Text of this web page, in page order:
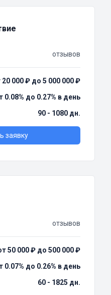
отзывов
20 000 ₽ до 5 000 000 ₽
0.08% до 0.27% в день
90 - 1080 дн.
заявку
отзывов
50 000 ₽ до 500 000 ₽
0.07% до 0.26% в день
60 - 1825 дн.